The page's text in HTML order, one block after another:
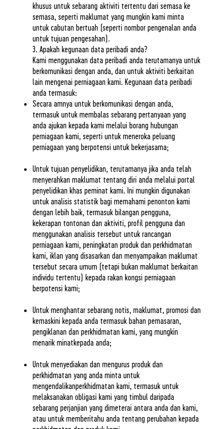
khusus untuk sebarang aktiviti tertentu dari semasa ke
semasa, seperti maklumat yang mungkin kami minta
untuk cabutan bertuah (seperti nombor pengenalan anda
untuk tujuan pengesahan).
3. Apakah kegunaan data peribadi anda?
Kami menggunakan data peribadi anda terutamanya untuk
berkomunikasi dengan anda, dan untuk aktiviti berkaitan
lain mengenai perniagaan kami. Kegunaan data peribadi
anda termasuk:
Secara amnya untuk berkomunikasi dengan anda,
termasuk untuk membalas sebarang pertanyaan yang
anda ajukan kepada kami melalui borang hubungan
perniagaan kami, seperti untuk meneroka peluang
perniagaan yang berpotensi untuk bekerjasama;
Untuk tujuan penyelidikan, terutamanya jika anda telah
menyerahkan maklumat tentang diri anda melalui portal
penyelidikan khas peminat kami. Ini mungkin digunakan
untuk analisis statistik bagi memahami penonton kami
dengan lebih baik, termasuk bilangan pengguna,
kekerapan tontonan dan aktiviti, profil pengguna dan
menggunakan analisis tersebut untuk rancangan
perniagaan kami, peningkatan produk dan perkhidmatan
kami, iklan yang disasarkan dan menyampaikan maklumat
tersebut secara umum (tetapi bukan maklumat berkaitan
individu tertentu) kepada rakan kongsi perniagaan
berpotensi kami;
Untuk menghantar sebarang notis, maklumat, promosi dan
kemaskini kepada anda termasuk bahan pemasaran,
pengiklanan dan perkhidmatan kami, yang mungkin
menarik minatkepada anda;
Untuk menyediakan dan mengurus produk dan
perkhidmatan yang anda minta untuk
mengendalikanperkhidmatan kami, termasuk untuk
melaksanakan obligasi kami yang timbul daripada
sebarang perjanjian yang dimeterai antara anda dan kami,
atau untuk memberitahu anda tentang perubahan kepada